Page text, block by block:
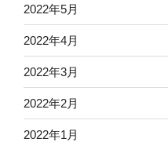
2022年5月
2022年4月
2022年3月
2022年2月
2022年1月